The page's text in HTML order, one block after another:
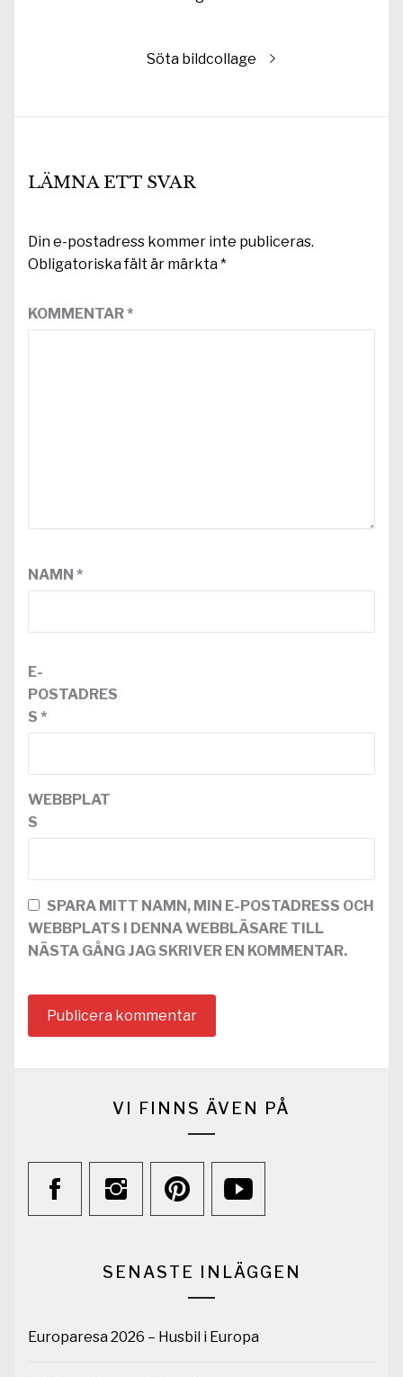
Nästa
Söta bildcollage
LÄMNA ETT SVAR
Din e-postadress kommer inte publiceras.
Obligatoriska fält är märkta*
KOMMENTAR*
NAMN *
E-
POSTADRES
S *
WEBBPLAT
S
SPARA MITT NAMN, MIN E-POSTADRESS OCH
WEBBPLATS I DENNA WEBBLÄSARE TILL
NÄSTA GÅNG JAG SKRIVER EN KOMMENTAR.
VI FINNS ÄVEN PÅ
SENASTE INLÄGGEN
Europaresa 2026 – Husbil i Europa